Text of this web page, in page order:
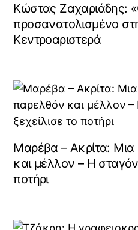
Κώστας Ζαχαριάδης:
προσανατολισμένο
Κεντροαριστερά
Μαρέβα – Ακρίτα:
και μέλλον – Η
ποτήρι